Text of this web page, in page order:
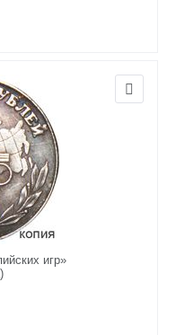
игр»